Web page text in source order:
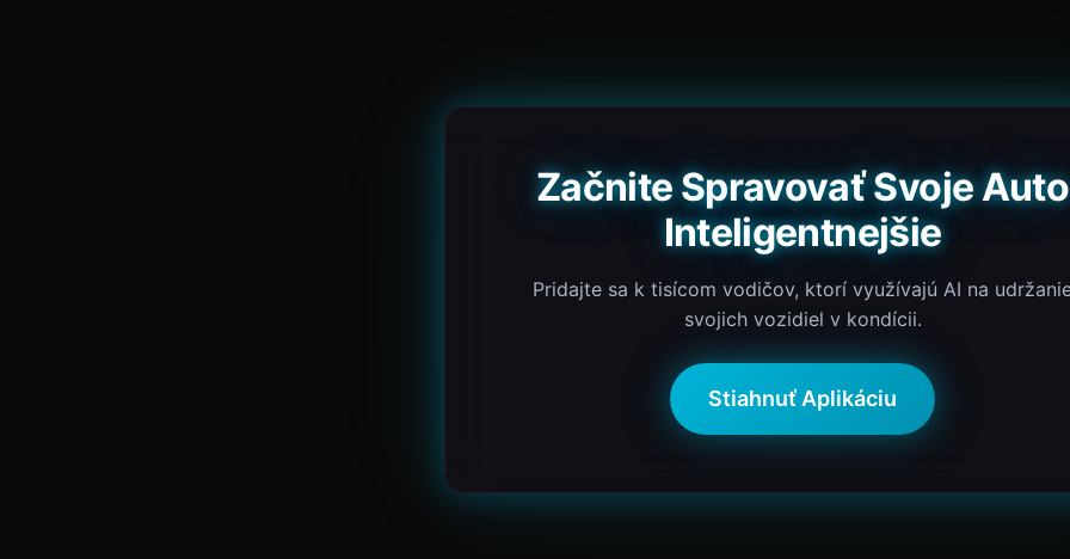
Začnite Spravovať Svoje Auto
Inteligentnejšie
Pridajte sa k tisícom vodičov, ktorí využívajú AI na
svojich vozidiel v kondícii.
Stiahnuť Aplikáciu